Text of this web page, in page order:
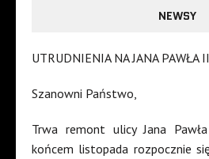
NEWSY
UTRUDNIENIA NA JANA PAWŁA II
Szanowni Państwo,
Trwa remont ulicy Jana
końcem listopada rozpocznie